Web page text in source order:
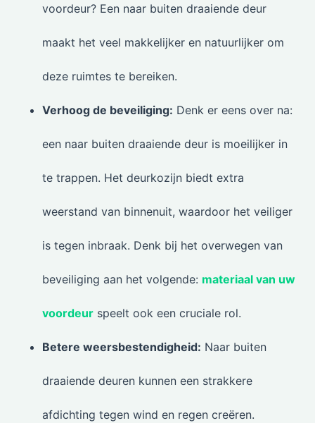
voordeur? Een naar buiten draaiende deur
maakt het veel makkelijker en natuurlijker om
deze ruimtes te bereiken.
Verhoog de beveiliging: Denk er eens over na:
een naar buiten draaiende deur is moeilijker in
te trappen. Het deurkozijn biedt extra
weerstand van binnenuit, waardoor het veiliger
is tegen inbraak. Denk bij het overwegen van
beveiliging aan het volgende: materiaal van uw
voordeur speelt ook een cruciale rol.
Betere weersbestendigheid: Naar buiten
draaiende deuren kunnen een strakkere
afdichting tegen wind en regen creëren.